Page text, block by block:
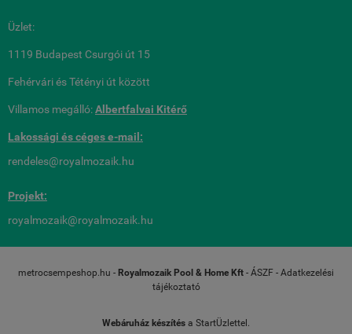
Üzlet:
1119 Budapest Csurgói út 15
Fehérvári és Tétényi út között
Villamos megálló:Albertfalvai Kitérő
Lakossági és cégese-mail:
rendeles@royalmozaik.hu
Projekt:
royalmozaik@royalmozaik.hu
metrocsempeshop.hu - Royalmozaik Pool & Home Kft - ÁSZF - Adatkezelési
tájékoztató
Webáruház készítés a StartÜzlettel.